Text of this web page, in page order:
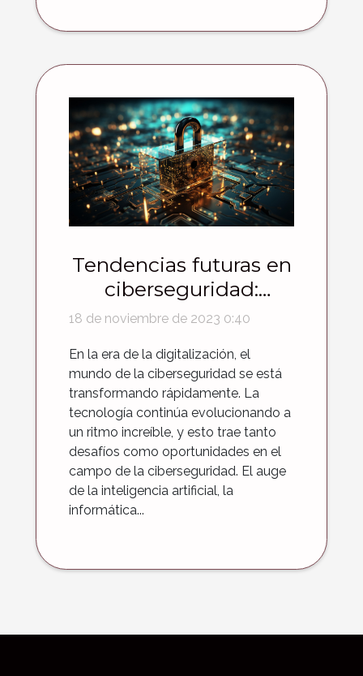
Tendencias futuras en
ciberseguridad:
desafíos y
18 de noviembre de 2023 0:40
En la era de la digitalización, el
mundo de la ciberseguridad se está
transformando rápidamente. La
tecnología continúa evolucionando a
un ritmo increíble, y esto trae tanto
desafíos como oportunidades en el
campo de la ciberseguridad. El auge
de la inteligencia artificial, la
informática...